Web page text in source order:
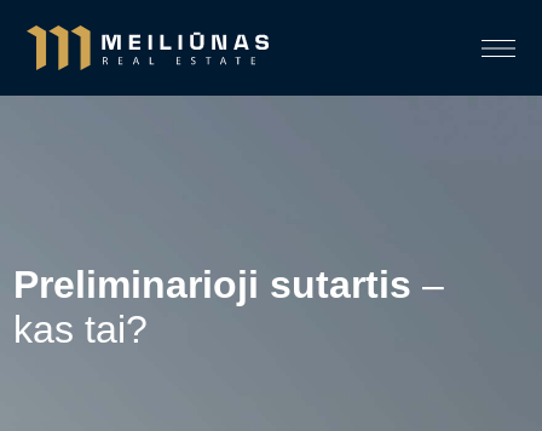
Preliminarioji sutartis –
kas tai?